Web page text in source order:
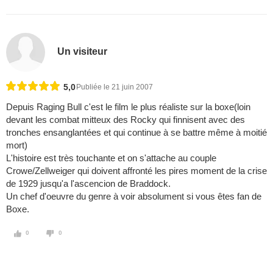
Un visiteur
5,0 Publiée le 21 juin 2007
Depuis Raging Bull c'est le film le plus réaliste sur la boxe(loin
devant les combat mitteux des Rocky qui finnisent avec des
tronches ensanglantées et qui continue à se battre même à moitié
mort)
L'histoire est très touchante et on s'attache au couple
Crowe/Zellweiger qui doivent affronté les pires moment de la crise
de 1929 jusqu'a l'ascencion de Braddock.
Un chef d'oeuvre du genre à voir absolument si vous êtes fan de
Boxe.
0 0